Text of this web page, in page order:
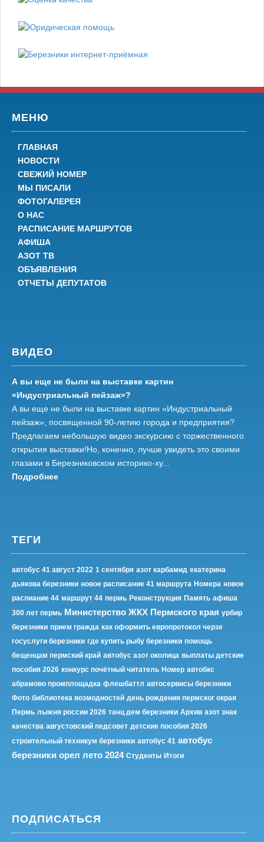
МЕНЮ
ГЛАВНАЯ
НОВОСТИ
СВЕЖИЙ НОМЕР
МЫ ПИСАЛИ
ФОТОГАЛЕРЕЯ
О НАС
РАСПИСАНИЕ МАРШРУТОВ
АФИША
АЗОТ ТВ
ОБЪЯВЛЕНИЯ
ОТЧЕТЫ ДЕПУТАТОВ
ВИДЕО
А вы еще не были на выставке картин
«Индустриальный пейзаж»?
А вы еще не были на выставке картин «Индустриальный
пейзаж», посвященной 90-летию города и предприятия?
Предлагаем небольшую видео экскурсию с торжественного
открытия выставки!Но, конечно, лучше увидеть это своими
глазами в Березниковском историко-ху...
Подробнее
ТЕГИ
автобус 41 август 2022 1 сентября азот карбамид екатерина
дьякова березники новое расписание 41 маршрута Номера новое
распиание 44 маршрут 44 пермь Реконструкция Память афиша
300 лет пермь Министерство ЖКХ Пермского края урбир
березники прием гражда как оформить европротокол черзе
госуслуги березники где купить рыбу березники помощь
бещенцам пермский край автобус азот околица выплаты детские
пособия 2026 конкурс почётный читатель Номер автобкс
абрамово промплощадка флешбаттл автосервисы березники
Фото библиотека возмодностей день рождения пермског окрая
Пермь лыжня россии 2026 танц дем березники Архив азот знак
качества августовский педсовет детские пособия 2026
строительный техникум березники автобус 41 автобус
березники орел лето 2024 Студенты Итоги
ПОДПИСАТЬСЯ